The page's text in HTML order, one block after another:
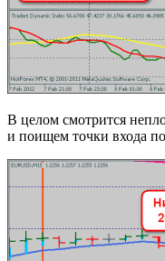
В целом смотрится
и поищем точки входа